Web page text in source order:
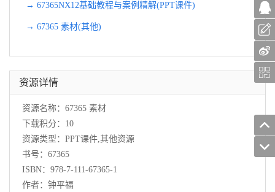
→ 67365NX12基础教程与案例精解(PPT课件)
→ 67365 素材(其他)
资源详情
资源名称：67365 素材
下载积分：10
资源类型：PPT课件,其他资源
书号：67365
ISBN：978-7-111-67365-1
作者：钟平福